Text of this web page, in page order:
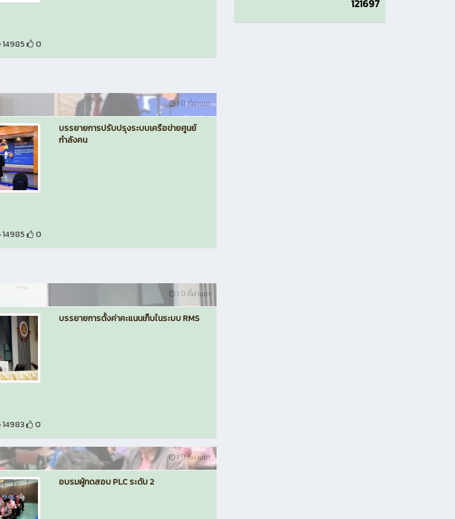
14985 0
1 ปี ที่ผ่านมา
บรรยายการปรับปรุงระบบเครือข่ายศูนย์
กำลังคน
14985 0
1 ปี ที่ผ่านมา
บรรยายการตั้งค่าคะแนนเก็บในระบบ RMS
14983 0
1 ปี ที่ผ่านมา
อบรมผู้ทดสอบ PLC ระดับ 2
121697